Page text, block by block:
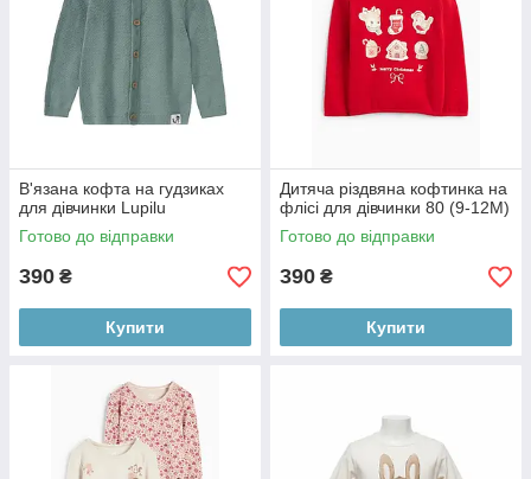
В'язана кофта на гудзиках
для дівчинки Lupilu
Готово до відправки
390 ₴
Купити
Дитяча різдвяна кофтинка на
флісі для дівчинки 80 (9-12М)
Готово до відправки
390 ₴
Купити